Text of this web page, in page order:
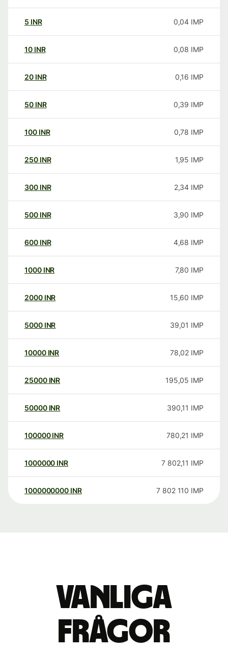
5 INR 0,04 IMP
10 INR 0,08 IMP
20 INR 0,16 IMP
50 INR 0,39 IMP
100 INR 0,78 IMP
250 INR 1,95 IMP
300 INR 2,34 IMP
500 INR 3,90 IMP
600 INR 4,68 IMP
1000 INR 7,80 IMP
2000 INR 15,60 IMP
5000 INR 39,01 IMP
10000 INR 78,02 IMP
25000 INR 195,05 IMP
50000 INR 390,11 IMP
100000 INR 780,21 IMP
1000000 INR 7 802,11 IMP
1000000000 INR 7 802 110 IMP
Vanliga
frågor